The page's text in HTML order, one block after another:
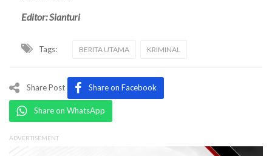
Editor: Sianturi
Tags: BERITA UTAMA KRIMINAL
Share Post Share on Facebook
Share on WhatsApp
ADVERTISEMENT